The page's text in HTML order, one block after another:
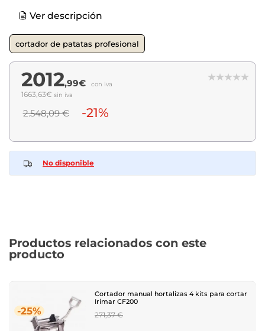
Ver descripción
cortador de patatas profesional
2012,99€ con iva
1663,63€ sin iva
2.548,09 € -21%
No disponible
Productos relacionados con este
producto
-25%
Cortador manual hortalizas 4 kits para cortar
Irimar CF200
Regular
271,37 €